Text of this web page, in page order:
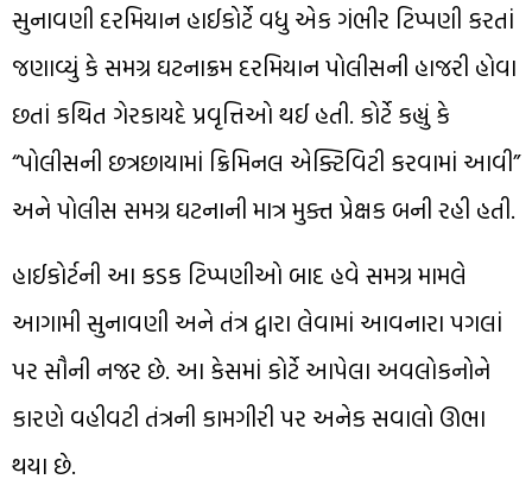
સુનાવણી દરમિયાન હાઈકોર્ટે વધુ એક ગંભીર ટિપ્પણી કરતાં
જણાવ્યું કે સમગ્ર ઘટનાક્રમ દરમિયાન પોલીસની હાજરી હોવા
છતાં કથિત ગેરકાયદે પ્રવૃત્તિઓ થઈ હતી. કોર્ટે કહ્યું કે
“પોલીસની છત્રછાયામાં ક્રિમિનલ એક્ટિવિટી કરવામાં આવી”
અને પોલીસ સમગ્ર ઘટનાની માત્ર મુક્ત પ્રેક્ષક બની રહી હતી.
હાઈકોર્ટની આ કડક ટિપ્પણીઓ બાદ હવે સમગ્ર મામલે
આગામી સુનાવણી અને તંત્ર દ્વારા લેવામાં આવનારા પગલાં
પર સૌની નજર છે. આ કેસમાં કોર્ટે આપેલા અવલોકનોને
કારણે વહીવટી તંત્રની કામગીરી પર અનેક સવાલો ઊભા
થયા છે.